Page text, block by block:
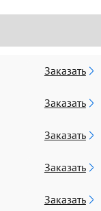
Заказать
Заказать
Заказать
Заказать
Заказать